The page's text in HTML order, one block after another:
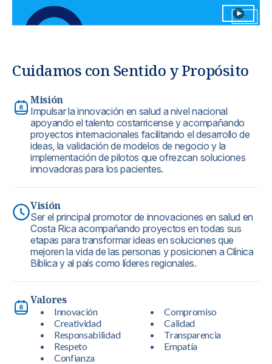
Cuidamos con Sentido y Propósito
Misión
Impulsar la innovación en salud a nivel nacional
apoyando el talento costarricense y acompañando
proyectos internacionales facilitando el desarrollo de
ideas, la validación de modelos de negocio y la
implementación de pilotos que ofrezcan soluciones
innovadoras para los pacientes.
Visión
Ser el principal promotor de innovaciones en salud en
Costa Rica acompañando proyectos en todas sus
etapas para transformar ideas en soluciones que
mejoren la vida de las personas y posicionen a Clínica
Bíblica y al país como líderes regionales.
Valores
Innovación
Creatividad
Responsabilidad
Respeto
Confianza
Compromiso
Calidad
Transparencia
Empatía